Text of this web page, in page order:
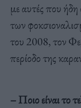
με αυτές που
των
του 2008, τον
περίοδο της
– Ποιο είναι το